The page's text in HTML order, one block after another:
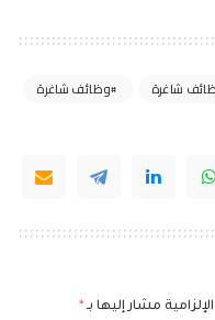
شاغرة وظائف شاغرة
مشار إليها بـ *